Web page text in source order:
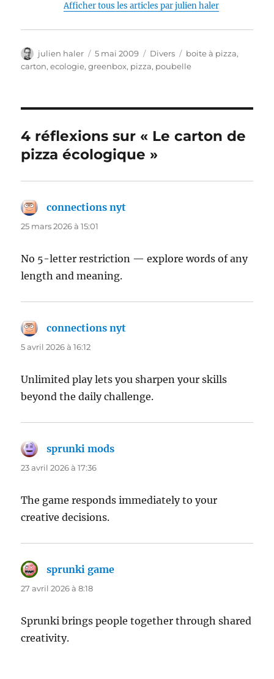
Afficher tous les articles par julien haler
Auteur
julien haler
Publié
le
5 mai 2009 Catégories
Divers Étiquettes
boite à pizza,
carton,ecologie,greenbox, pizza, poubelle
4 réflexions sur « Le carton de
pizza écologique »
connections nyt
25 mars 2026 à 15:01
No 5-letter restriction — explore words of any
length and meaning.
connections nyt
5 avril 2026 à 16:12
Unlimited play lets you sharpen your skills
beyond the daily challenge.
sprunki mods
23 avril 2026 à 17:36
The game responds immediately to your
creative decisions.
sprunki game
27 avril 2026 à 8:18
Sprunki brings people together through shared
creativity.